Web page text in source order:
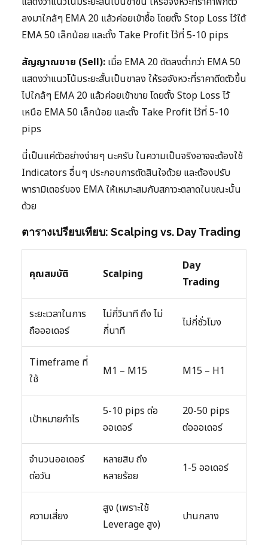
ลงมาใกล้ๆ EMA 20 แล้วค่อยเข้าซื้อ โดยตั้ง Stop Loss ไว้ใต้
EMA 50 เล็กน้อย และตั้ง Take Profit ไว้ที่ 5-10 pips
สัญญาณขาย (Sell): เมื่อ EMA 20 ตัดลงต่ำกว่า EMA 50
แสดงว่าแนวโน้มระยะสั้นเป็นขาลง ให้รอจังหวะที่ราคาดีดตัวขึ้น
ไปใกล้ๆ EMA 20 แล้วค่อยเข้าขาย โดยตั้ง Stop Loss ไว้
เหนือ EMA 50 เล็กน้อย และตั้ง Take Profit ไว้ที่ 5-10
pips
นี่เป็นแค่ตัวอย่างง่ายๆ นะครับ ในความเป็นจริงอาจจะต้องใช้
Indicators อื่นๆ ประกอบการตัดสินใจด้วย และต้องปรับ
พารามิเตอร์ของ EMA ให้เหมาะสมกับสภาวะตลาดในขณะนั้น
ด้วย
ตารางเปรียบเทียบ: Scalping vs. Day Trading
คุณสมบัติ Scalping
Day
Trading
ระยะเวลาในการ
ถือออเดอร์
ไม่กี่วินาที ถึง ไม่
กี่นาที
ไม่กี่ชั่วโมง
Timeframe ที่
ใช้
M1 – M15 M15 – H1
เป้าหมายกำไร
5-10 pips ต่อ
ออเดอร์
20-50 pips
ต่อออเดอร์
จำนวนออเดอร์
ต่อวัน
หลายสิบ ถึง
หลายร้อย
1-5 ออเดอร์
ความเสี่ยง
สูง (เพราะใช้
Leverage สูง)
ปานกลาง